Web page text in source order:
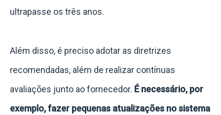
ultrapasse os três anos.
Além disso, é preciso adotar as diretrizes
recomendadas, além de realizar contínuas
avaliações junto ao fornecedor. É necessário, por
exemplo, fazer pequenas atualizações no sistema